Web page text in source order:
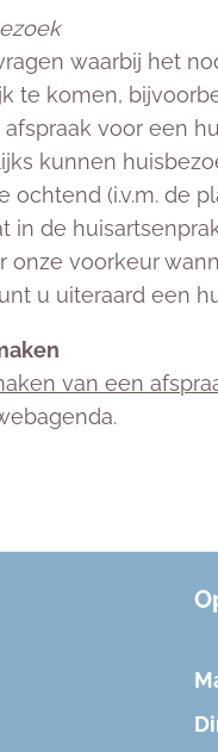
waarbij het
te komen,
afspraak voor een
kunnen
ochtend (i.v.m. de
in de
onze voorkeur
u uiteraard een
van een